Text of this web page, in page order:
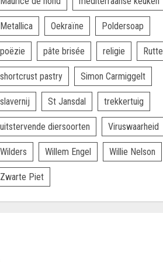
Metallica Oekraïne Poldersoap
poëzie pâte brisée religie Rutte
shortcrust pastry Simon Carmiggelt
slavernij St Jansdal trekkertuig
uitstervende diersoorten Viruswaarheid
Wilders Willem Engel Willie Nelson
Zwarte Piet